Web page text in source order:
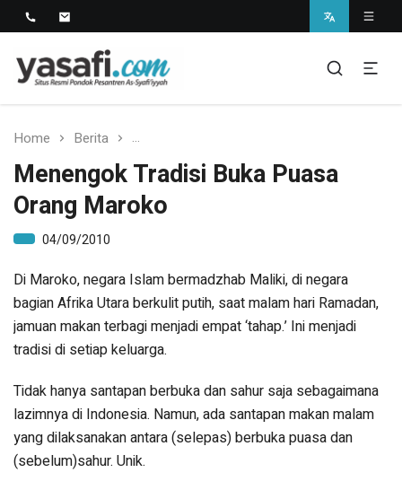
Home Berita Menengok Tradisi Buka Puasa Orang
Menengok Tradisi Buka Puasa
Orang Maroko
04/09/2010
Di Maroko, negara Islam bermadzhab Maliki, di negara
bagian Afrika Utara berkulit putih, saat malam hari Ramadan,
jamuan makan terbagi menjadi empat ‘tahap.’ Ini menjadi
tradisi di setiap keluarga.
Tidak hanya santapan berbuka dan sahur saja sebagaimana
lazimnya di Indonesia. Namun, ada santapan makan malam
yang dilaksanakan antara (selepas) berbuka puasa dan
(sebelum)sahur. Unik.